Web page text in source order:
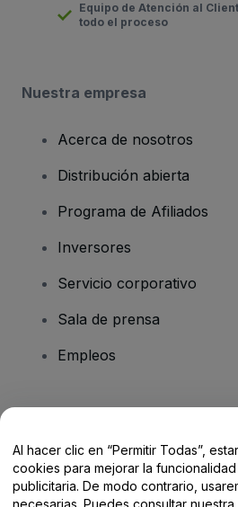
Equipo de Atención al
todo el proceso
Nuestra empresa
Acerca de nosotros
Distribución abierta
Programa de Afiliados
Inversores
Servicio corporativo
Sala de prensa
Empleos
Centro de Ayuda /
Al hacer clic en “Permitir Todas”,
cookies para mejorar la
publicitaria. De modo contrario,
necesarias. Puedes consultar nuestra